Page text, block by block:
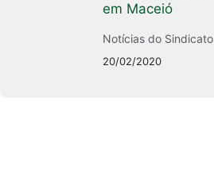
em Maceió
Notícias do Sindicato
20/02/2020